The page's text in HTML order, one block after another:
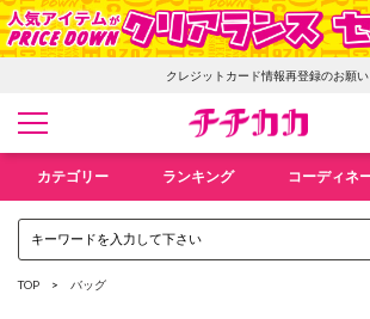
6,400円以上で送料無料！新規会員登録で
カテゴリー ランキング コーディネ
TOP バッグ